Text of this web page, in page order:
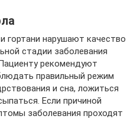
гортани нарушают качество
стадии заболевания
рекомендуют
правильный режим
и сна, ложиться
Если причиной
заболевания проходят